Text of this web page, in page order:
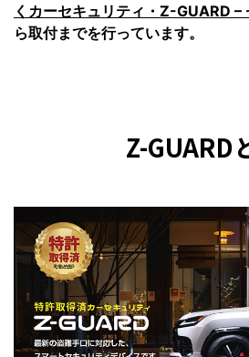
くカーセキュリティ・Z-GUARD –
ら取付までを行っています。
Z-GUARD